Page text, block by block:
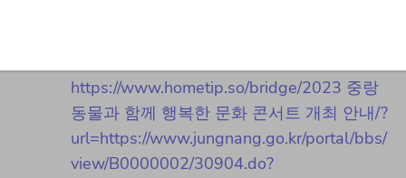
https://www.hometip.so/bridge/2023 중랑
동물과 함께 행복한 문화 콘서트 개최 안내/?
url=https://www.jungnang.go.kr/portal/bbs/
view/B0000002/30904.do?